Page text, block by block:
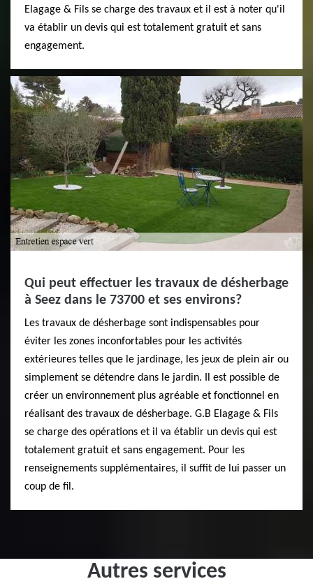
Elagage & Fils se charge des travaux et il est à noter qu'il
va établir un devis qui est totalement gratuit et sans
engagement.
Qui peut effectuer les travaux de désherbage
à Seez dans le 73700 et ses environs?
Les travaux de désherbage sont indispensables pour
éviter les zones inconfortables pour les activités
extérieures telles que le jardinage, les jeux de plein air ou
simplement se détendre dans le jardin. Il est possible de
créer un environnement plus agréable et fonctionnel en
réalisant des travaux de désherbage. G.B Elagage & Fils
se charge des opérations et il va établir un devis qui est
totalement gratuit et sans engagement. Pour les
renseignements supplémentaires, il suffit de lui passer un
coup de fil.
Autres services